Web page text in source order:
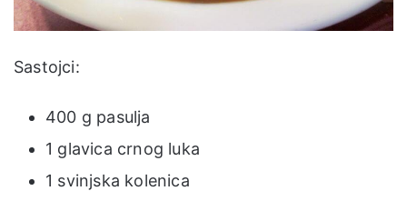
Sastojci:
400 g pasulja
1 glavica crnog luka
1 svinjska kolenica